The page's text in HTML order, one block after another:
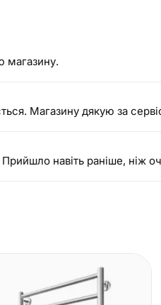
магазину.
Магазину дякую за
навіть раніше, ніж